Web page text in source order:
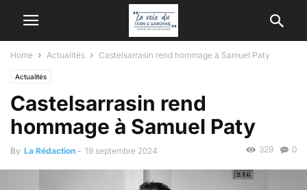
Home Actualités Castelsarrasin rend hommage à Samuel Paty
Actualités
Castelsarrasin rend
hommage à Samuel Paty
By La Rédaction - 19 septembre 2024 0
329